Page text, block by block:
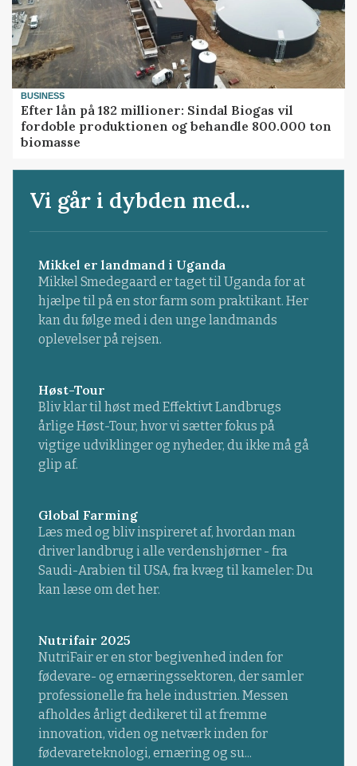
BUSINESS
Efter lån på 182 millioner: Sindal Biogas vil
fordoble produktionen og behandle 800.000 ton
biomasse
Vi går i dybden med...
Mikkel er landmand i Uganda
Mikkel Smedegaard er taget til Uganda for at
hjælpe til på en stor farm som praktikant. Her
kan du følge med i den unge landmands
oplevelser på rejsen.
Høst-Tour
Bliv klar til høst med Effektivt Landbrugs
årlige Høst-Tour, hvor vi sætter fokus på
vigtige udviklinger og nyheder, du ikke må gå
glip af.
Global Farming
Læs med og bliv inspireret af, hvordan man
driver landbrug i alle verdenshjørner - fra
Saudi-Arabien til USA, fra kvæg til kameler: Du
kan læse om det her.
Nutrifair 2025
NutriFair er en stor begivenhed inden for
fødevare- og ernæringssektoren, der samler
professionelle fra hele industrien. Messen
afholdes årligt dedikeret til at fremme
innovation, viden og netværk inden for
fødevareteknologi, ernæring og su...